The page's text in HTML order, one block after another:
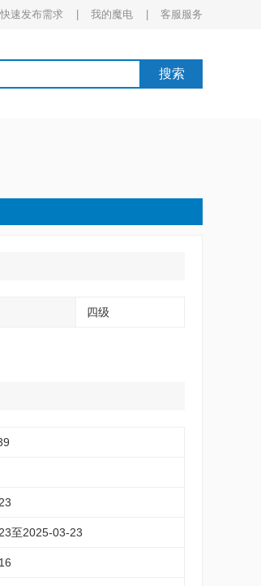
快速发布需求 | 我的魔电 | 客服服务
搜索
四级
至2025-03-23